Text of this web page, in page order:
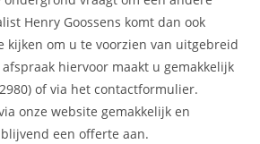
Henry Goossens komt dan ook
kijken om u te voorzien van uitgebreid
hiervoor maakt u gemakkelijk
of via het contactformulier.
onze website gemakkelijk en
een offerte aan.